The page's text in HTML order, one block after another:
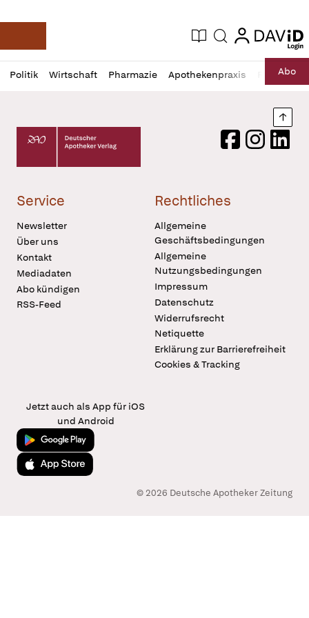
Deutsche Apotheker Zeitung
Aktuelle Ausgabe
Suche login
login
Politik Wirtschaft Pharmazie Apothekenpraxis RechtAbo
Profil
öffnen
Daz
Pur
Deutscher Apotheker Verlag Logo
FacebookInstagram
Service
Newsletter
Über uns
Kontakt
Mediadaten
Abo kündigen
RSS-Feed
Rechtliches
Allgemeine
Geschäftsbedingungen
Allgemeine
Nutzungsbedingungen
Impressum
Datenschutz
Widerrufsrecht
Netiquette
Erklärung zur Barrierefreiheit
Cookies & Tracking
Jetzt auch als App für iOS
und Android
Jetzt bei Google Play
Laden im App Store
© 2026 Deutsche Apotheker Zeitung